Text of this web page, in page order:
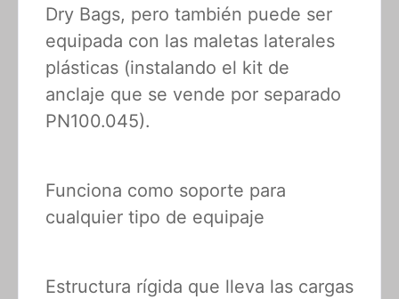
Dry Bags, pero también puede ser
equipada con las maletas laterales
plásticas (instalando el kit de
anclaje que se vende por separado
PN100.045).
Funciona como soporte para
cualquier tipo de equipaje
Estructura rígida que lleva las cargas